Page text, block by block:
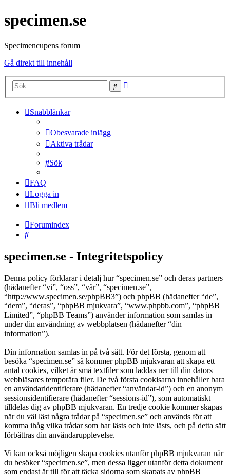
specimen.se
Specimencupens forum
Gå direkt till innehåll
Sök
Snabblänkar
Obesvarade inlägg
Aktiva trådar
Sök
FAQ
Logga in
Bli medlem
Forumindex
Sök
specimen.se - Integritetspolicy
Denna policy förklarar i detalj hur “specimen.se” och deras partners
(hädanefter “vi”, “oss”, “vår”, “specimen.se”,
“http://www.specimen.se/phpBB3”) och phpBB (hädanefter “de”,
“dem”, “deras”, “phpBB mjukvara”, “www.phpbb.com”, “phpBB
Limited”, “phpBB Teams”) använder information som samlas in
under din användning av webbplatsen (hädanefter “din
information”).
Din information samlas in på två sätt. För det första, genom att
besöka “specimen.se” så kommer phpBB mjukvaran att skapa ett
antal cookies, vilket är små textfiler som laddas ner till din dators
webbläsares temporära filer. De två första cookisarna innehåller bara
en användaridentifierare (hädanefter “användar-id”) och en anonym
sessionsidentifierare (hädanefter “sessions-id”), som automatiskt
tilldelas dig av phpBB mjukvaran. En tredje cookie kommer skapas
när du väl läst några trådar på “specimen.se” och används för att
komma ihåg vilka trådar som har lästs och inte lästs, och på detta sätt
förbättras din användarupplevelse.
Vi kan också möjligen skapa cookies utanför phpBB mjukvaran när
du besöker “specimen.se”, men dessa ligger utanför detta dokument
som endast är till för att täcka sidorna som skapats av phpBB